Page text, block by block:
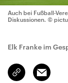
Auch bei Fußball-
Diskussionen. ©
Elk Franke im
Link
kopieren/teilen
Email